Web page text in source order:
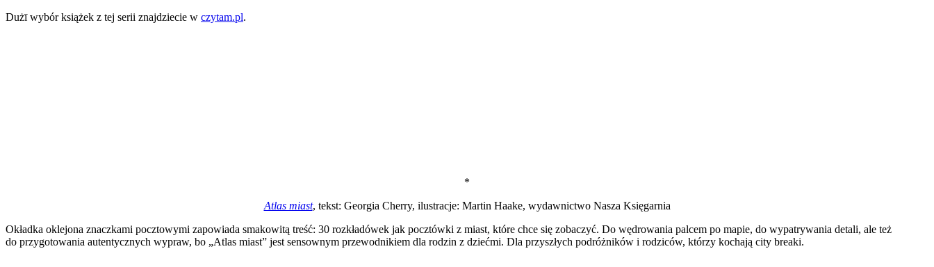
Dużī wybór książek z tej serii znajdziecie w czytam.pl.
*
Atlas miast, tekst: Georgia Cherry, ilustracje: Martin Haake, wydawnictwo Nasza Księgarnia
Okładka oklejona znaczkami pocztowymi zapowiada smakowitą treść: 30 rozkładówek jak pocztówki z miast, które chce się zobaczyć. Do wędrowania palcem po mapie, do wypatrywania detali, ale też
do przygotowania autentycznych wypraw, bo „Atlas miast” jest sensownym przewodnikiem dla rodzin z dziećmi. Dla przyszłych podróżników i rodziców, którzy kochają city breaki.